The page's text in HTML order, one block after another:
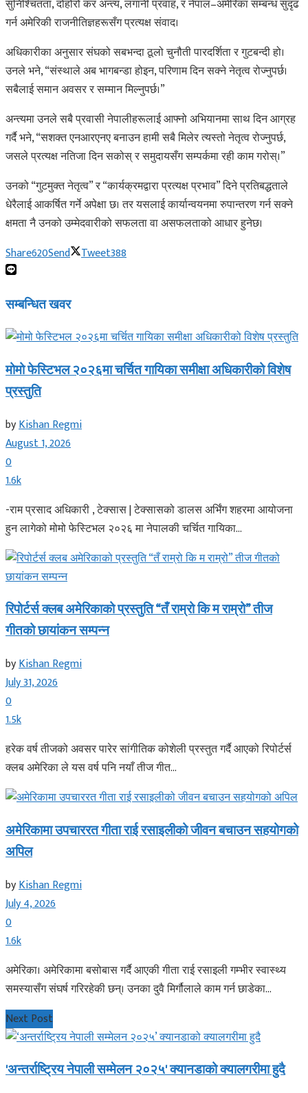
सुनिश्चितता, दोहोरो कर अन्त्य, लगानी प्रवाह, र नेपाल–अमेरिका सम्बन्ध सुदृढ
गर्न अमेरिकी राजनीतिज्ञहरूसँग प्रत्यक्ष संवाद।
अधिकारीका अनुसार संघको सबभन्दा ठूलो चुनौती पारदर्शिता र गुटबन्दी हो।
उनले भने, “संस्थाले अब भागबन्डा होइन, परिणाम दिन सक्ने नेतृत्व रोज्नुपर्छ।
सबैलाई समान अवसर र सम्मान मिल्नुपर्छ।”
अन्त्यमा उनले सबै प्रवासी नेपालीहरूलाई आफ्नो अभियानमा साथ दिन आग्रह
गर्दै भने, “सशक्त एनआरएनए बनाउन हामी सबै मिलेर त्यस्तो नेतृत्व रोज्नुपर्छ,
जसले प्रत्यक्ष नतिजा दिन सकोस् र समुदायसँग सम्पर्कमा रही काम गरोस्।”
उनको “गुटमुक्त नेतृत्व” र “कार्यक्रमद्वारा प्रत्यक्ष प्रभाव” दिने प्रतिबद्धताले
धेरैलाई आकर्षित गर्ने अपेक्षा छ। तर यसलाई कार्यान्वयनमा रुपान्तरण गर्न सक्ने
क्षमता नै उनको उम्मेदवारीको सफलता वा असफलताको आधार हुनेछ।
Share620Send Tweet388
सम्बन्धितखवर
मोमो फेस्टिभल २०२६मा चर्चित गायिका समीक्षा अधिकारीको विशेष
प्रस्तुति
byKishan Regmi
August 1, 2026
0
1.6k
-राम प्रसाद अधिकारी , टेक्सास | टेक्सासको डालस अर्भिंग शहरमा आयोजना
हुन लागेको मोमो फेस्टिभल २०२६ मा नेपालकी चर्चित गायिका...
रिपोर्टर्स क्लब अमेरिकाको प्रस्तुति “तँ राम्रो कि म राम्रो” तीज
गीतको छायांकन सम्पन्न
byKishan Regmi
July 31, 2026
0
1.5k
हरेक वर्ष तीजको अवसर पारेर सांगीतिक कोशेली प्रस्तुत गर्दै आएको रिपोर्टर्स
क्लब अमेरिका ले यस वर्ष पनि नयाँ तीज गीत...
अमेरिकामा उपचाररत गीता राई रसाइलीको जीवन बचाउन सहयोगको
अपिल
byKishan Regmi
July 4, 2026
0
1.6k
अमेरिका। अमेरिकामा बसोबास गर्दै आएकी गीता राई रसाइली गम्भीर स्वास्थ्य
समस्यासँग संघर्ष गरिरहेकी छन्। उनका दुवै मिर्गौलाले काम गर्न छाडेका...
Next Post
'अन्तर्राष्ट्रिय नेपाली सम्मेलन २०२५' क्यानडाको क्यालगरीमा हुदै